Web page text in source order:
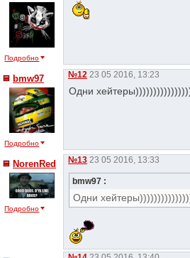
Подробно
bmw97
Подробно
№12 23 05 2016, 13:23
Одни
NorenRed
Подробно
№13 23 05 2016, 13:33
bmw97 :
Одни